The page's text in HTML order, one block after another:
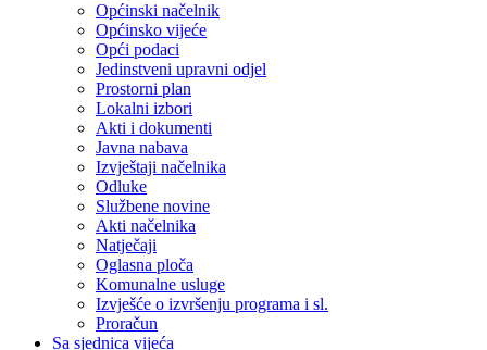
Općinski načelnik
Općinsko vijeće
Opći podaci
Jedinstveni upravni odjel
Prostorni plan
Lokalni izbori
Akti i dokumenti
Javna nabava
Izvještaji načelnika
Odluke
Službene novine
Akti načelnika
Natječaji
Oglasna ploča
Komunalne usluge
Izvješće o izvršenju programa i sl.
Proračun
Sa sjednica vijeća